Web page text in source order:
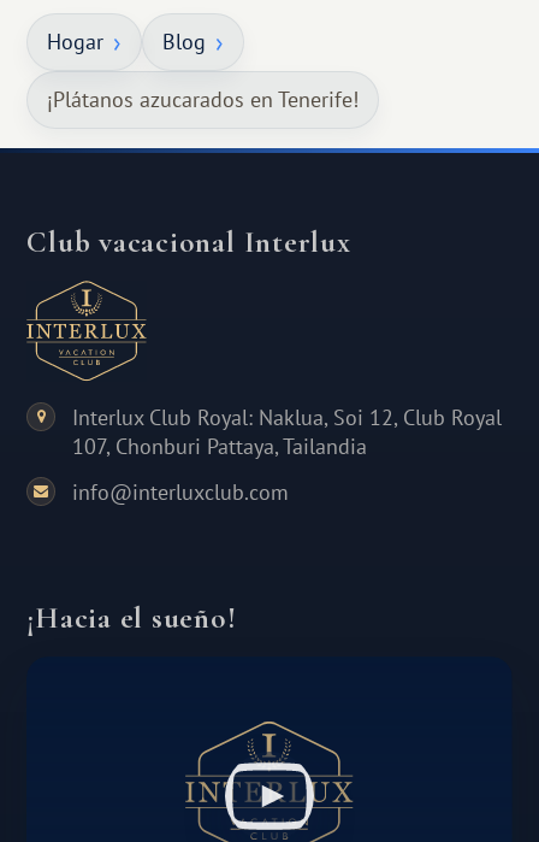
Hogar Blog
¡Plátanos azucarados en Tenerife!
Club vacacional Interlux
Interlux Club Royal: Naklua, Soi 12, Club Royal
107, Chonburi Pattaya, Tailandia
info@interluxclub.com
¡Hacia el sueño!